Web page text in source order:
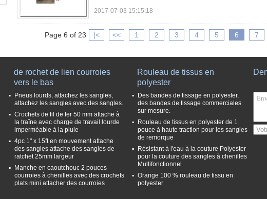
2017-07-03 15:15:18
Page 6 of 23 |< << 1 2 3 4 5 6 7
de rochet de lien courroies
vers le bas
Pneus lourds, attachez les sangles,
attachez les sangles avec des sangles.
Crochets de fil de fer 50 mm attache à
la traîne avec charge de travail lourde
imperméable à la pluie
4pc 1" x 15ft en mouvement attache
des sangles attache des sangles de
ratchet 25mm largeur
Manche en caoutchouc 2 pouces
courroies à chenilles avec des crochets
plats mini attacher des courroies
Rouleau de tissus en
polyester
Des bandes de tissage en polyester,
des bandes de tissage commerciales
sur mesure.
Rouleau de tissus en polyester de 1
pouce à haute traction pour les sangles
de remorque
Résistant à l'eau à la couture Polyester
pour la couture des sangles à chenilles
Multifonctionnel
Orange 100 % rouleau de tissu en
polyester